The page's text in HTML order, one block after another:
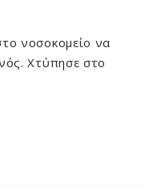
νοσοκομείο να
Χτύπησε στο